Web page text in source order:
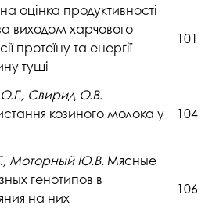
оцінка продуктивності
виходом харчового
протеїну та енерґії
туші
101
Свирид О.В.
козиного молока у
104
Моторный Ю.В. Мясные
генотипов в
на них
106